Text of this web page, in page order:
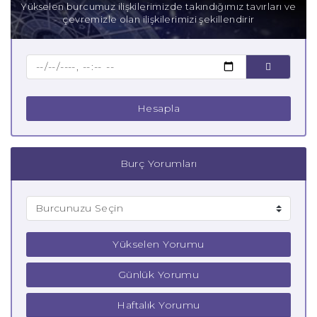
Baba Aslan Burcu
Yükselen burcumuz ilişkilerimizde takındığımız tavırları ve
çevremizle olan ilişkilerimizi şekillendirir
Hesapla
Burç Yorumları
Yükselen Yorumu
Günlük Yorumu
Haftalık Yorumu